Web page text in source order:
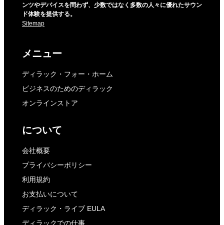
ンツやデバイスを問わず、少数ではなく多数の人々に優れたサウン
ド体験を提供する。
Sitemap
メニュー
ディラック・フォー・ホーム
ビジネスのためのディラック
オンラインストア
について
会社概要
プライバシーポリシー
利用規約
お支払いについて
ディラック・ライブ EULA
ディラックでの仕事